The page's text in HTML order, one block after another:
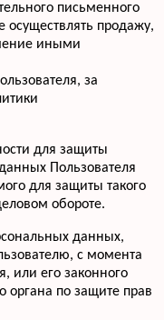
письменного
осуществлять продажу,
иными
за
для защиты
Пользователя
для защиты такого
обороте.
данных,
с момента
или его законного
органа по защите прав